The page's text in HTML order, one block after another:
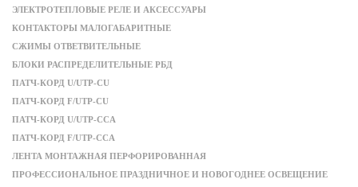
ЭЛЕКТРОТЕПЛОВЫЕ РЕЛЕ И АКСЕССУАРЫ
КОНТАКТОРЫ МАЛОГАБАРИТНЫЕ
СЖИМЫ ОТВЕТВИТЕЛЬНЫЕ
БЛОКИ РАСПРЕДЕЛИТЕЛЬНЫЕ РБД
ПАТЧ-КОРД U/UTP-CU
ПАТЧ-КОРД F/UTP-CU
ПАТЧ-КОРД U/UTP-CCA
ПАТЧ-КОРД F/UTP-CCA
ЛЕНТА МОНТАЖНАЯ ПЕРФОРИРОВАННАЯ
ПРОФЕССИОНАЛЬНОЕ ПРАЗДНИЧНОЕ И НОВОГОДНЕЕ ОСВЕЩЕНИЕ